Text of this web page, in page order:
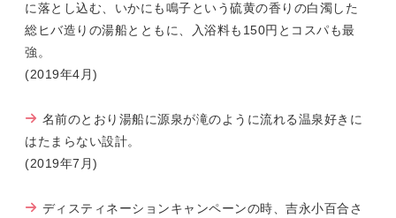
に落とし込む、いかにも鳴子という硫黄の香りの白濁した
総ヒバ造りの湯船とともに、入浴料も150円とコスパも最
強。
(2019年4月)
名前のとおり湯船に源泉が滝のように流れる温泉好きに
はたまらない設計。
(2019年7月)
ディスティネーションキャンペーンの時、吉永小百合さ